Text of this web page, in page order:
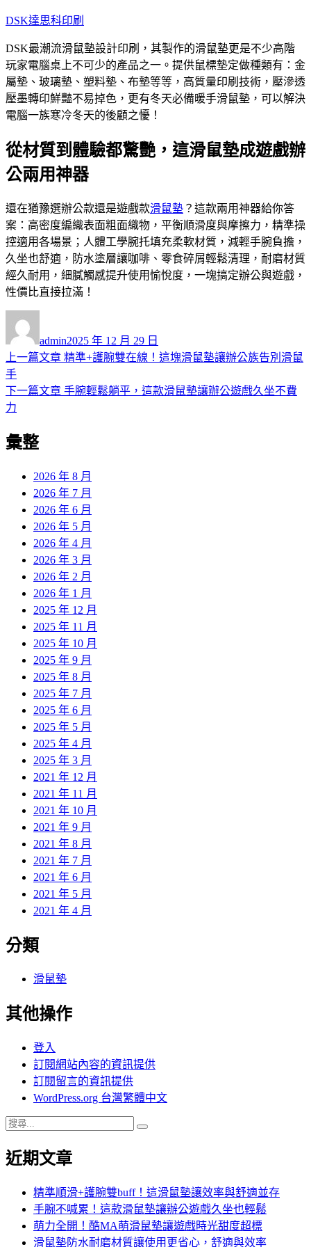
跳
主
要
內
容
DSK達思科印刷
DSK最潮流滑鼠墊設計印刷，其製作的滑鼠墊更是不少高階
玩家電腦桌上不可少的產品之一。提供鼠標墊定做種類有：金
屬墊、玻璃墊、塑料墊、布墊等等，高質量印刷技術，壓滲透
壓墨轉印鮮豔不易掉色，更有冬天必備暖手滑鼠墊，可以解決
電腦一族寒冷冬天的後顧之懮！
從材質到體驗都驚艷，這滑鼠墊成遊戲辦
公兩用神器
還在猶豫選辦公款還是遊戲款滑鼠墊 ？這款兩用神器給你答
案：高密度編織表面粗面織物，平衡順滑度與摩擦力，精準操
控適用各場景；人體工學腕托填充柔軟材質，減輕手腕負擔，
久坐也舒適，防水塗層讓咖啡、零食碎屑輕鬆清理，耐磨材質
經久耐用，細膩觸感提升使用愉悅度，一塊搞定辦公與遊戲，
性價比直接拉滿！
者
admin佈
日
2025 年 12 月 29 日
文
章
導
覽
上一篇文章 上
篇
精準+護腕雙在線！這塊滑鼠墊讓辦公族告別滑鼠
手
下一篇文章 下
手腕輕鬆躺平，這款滑鼠墊讓辦公遊戲久坐不費
力
彙整
2026 年 8 月
2026 年 7 月
2026 年 6 月
2026 年 5 月
2026 年 4 月
2026 年 3 月
2026 年 2 月
2026 年 1 月
2025 年 12 月
2025 年 11 月
2025 年 10 月
2025 年 9 月
2025 年 8 月
2025 年 7 月
2025 年 6 月
2025 年 5 月
2025 年 4 月
2025 年 3 月
2021 年 12 月
2021 年 11 月
2021 年 10 月
2021 年 9 月
2021 年 8 月
2021 年 7 月
2021 年 6 月
2021 年 5 月
2021 年 4 月
分類
滑鼠墊
其他操作
登入
訂閱網站內容的資訊提供
訂閱留言的資訊提供
WordPress.org 台灣繁體中文
搜
關
近期文章
精準順滑+護腕雙buff！這滑鼠墊讓效率與舒適並存
手腕不喊累！這款滑鼠墊讓辦公遊戲久坐也輕鬆
萌力全開！酷MA萌滑鼠墊讓遊戲時光甜度超標
滑鼠墊防水耐磨材質讓使用更省心，舒適與效率